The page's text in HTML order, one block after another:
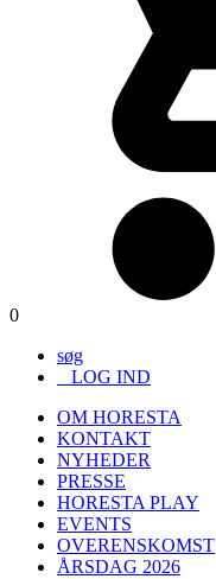
0
søg
LOG IND
OM HORESTA
KONTAKT
NYHEDER
PRESSE
HORESTA PLAY
EVENTS
OVERENSKOMST
ÅRSDAG 2026